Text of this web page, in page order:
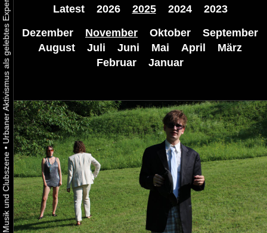
•
Latest 2026 2025 2024
2023
Dezember
November Oktober
September
August
Juli Juni Mai April
März
Februar
Januar